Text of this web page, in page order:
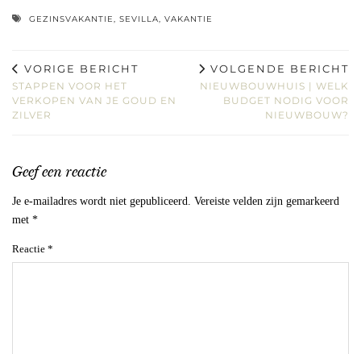
GEZINSVAKANTIE, SEVILLA, VAKANTIE
VORIGE BERICHT
STAPPEN VOOR HET
VERKOPEN VAN JE GOUD EN
ZILVER
VOLGENDE BERICHT
NIEUWBOUWHUIS | WELK
BUDGET NODIG VOOR
NIEUWBOUW?
Geef een reactie
Je e-mailadres wordt niet gepubliceerd. Vereiste velden zijn gemarkeerd
met *
Reactie *